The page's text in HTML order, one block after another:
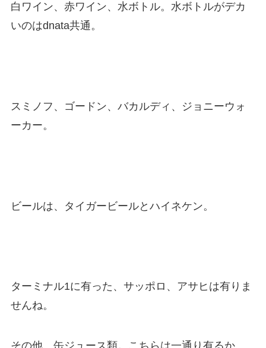
白ワイン、赤ワイン、水ボトル。水ボトルがデカ
いのはdnata共通。
スミノフ、ゴードン、バカルディ、ジョニーウォ
ーカー。
ビールは、タイガービールとハイネケン。
ターミナル1に有った、サッポロ、アサヒは有りま
せんね。